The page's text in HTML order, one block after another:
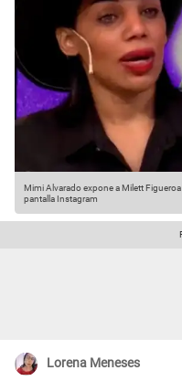
Mimi Alvarado expone a Milett Figueroa
pantalla Instagram
Lorena Meneses